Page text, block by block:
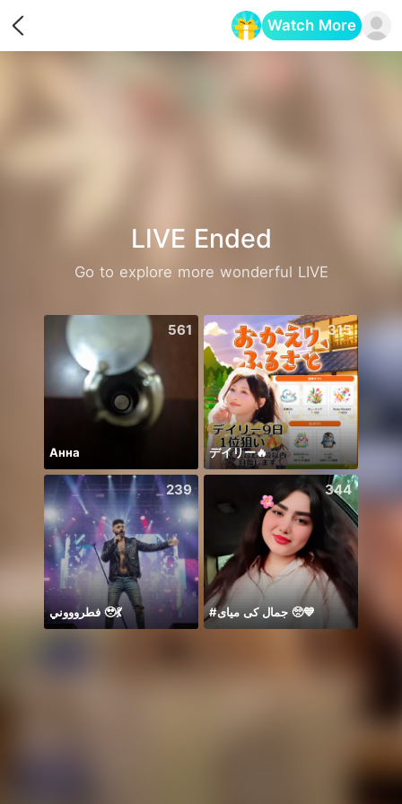
Watch More
LIVE Ended
Go to explore more wonderful LIVE
561
Анна
315
デイリー🔥
239
فطروووني 🥹💃
344
#جمال کی میای 🥺💙